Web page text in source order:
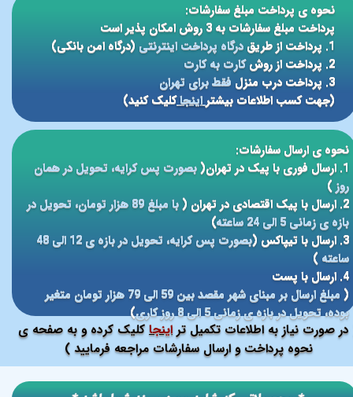
صورت نیاز به اطلاعات تکمیل تراینجا کلیک کرده و به صفحه ی
نحوه پرداخت و ارسال سفارشات مراجعه فرمایید )
نحوه ی پرداخت مبلغ سفارشات:
پرداخت مبلغ سفارشات به 3 روش امکان پذیر است
1. پرداخت از طریق
درگاه پرداخت اینترنتی(درگاه امن بانکی)
2. پرداخت از روش
کارت به کارت
3. پرداخت درب منزل
فقط برای تهران
(جهت کسب اطلاعات بیشتر اینجاکلیک کنید)
نحوه ی ارسال سفارشات:
1. ارسال فوری با پیک در تهران(
بصورت پس کرایه، تحویل در همان
روز)
2. ارسال با پیک اقتصادی در تهران (
با مبلغ 89 هزار تومان، تحویل در
بازه ی زمانی 5 الی 24 ساعته
)
3. ارسال با تیپاکس (
بصورت پس کرایه، تحویل در بازه ی 12 الی 48
ساعته )
4. ارسال با پست
(
مبلغ ارسال بر مبنای شهر مقصد بین 59 الی 79 هزار تومان متغیر
بوده، تحویل در بازه ی زمانی 5 الی 8 روز کاری
)